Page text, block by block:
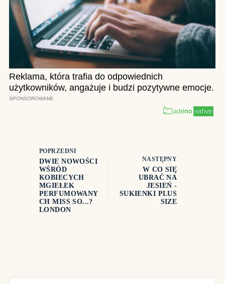
POPRZEDNI
DWIE NOWOŚCI
WŚRÓD
KOBIECYCH
MGIEŁEK
PERFUMOWANY
CH MISS SO...?
LONDON
NASTĘPNY
W CO SIĘ
UBRAĆ NA
JESIEŃ -
SUKIENKI PLUS
SIZE